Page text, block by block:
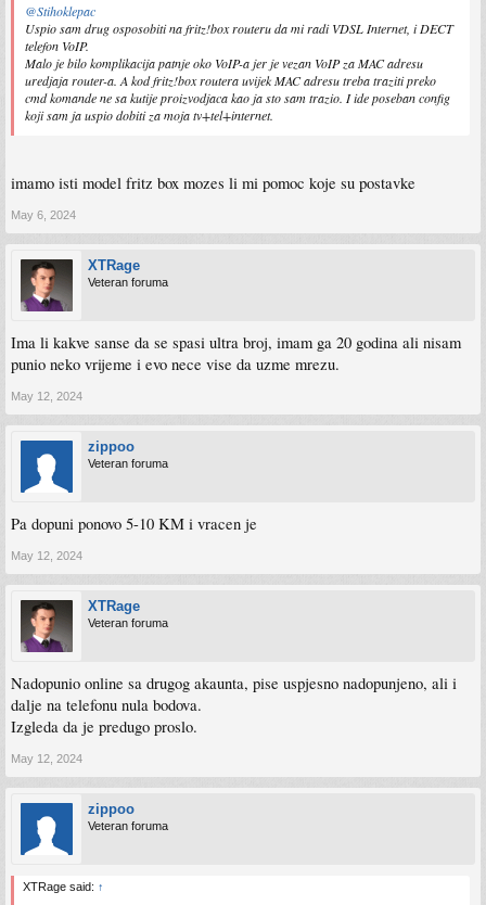
@Stihoklepac
Uspio sam drug osposobiti na fritz!box routeru da mi radi VDSL Internet, i DECT
telefon VoIP.
Malo je bilo komplikacija patnje oko VoIP-a jer je vezan VoIP za MAC adresu
uredjaja router-a. A kod fritz!box routera uvijek MAC adresu treba traziti preko
cmd komande ne sa kutije proizvodjaca kao ja sto sam trazio. I ide poseban config
koji sam ja uspio dobiti za moja tv+tel+internet.
imamo isti model fritz box mozes li mi pomoc koje su postavke
May 6, 2024
XTRage
Veteran foruma
Ima li kakve sanse da se spasi ultra broj, imam ga 20 godina ali nisam
punio neko vrijeme i evo nece vise da uzme mrezu.
May 12, 2024
zippoo
Veteran foruma
Pa dopuni ponovo 5-10 KM i vracen je
May 12, 2024
XTRage
Veteran foruma
Nadopunio online sa drugog akaunta, pise uspjesno nadopunjeno, ali i
dalje na telefonu nula bodova.
Izgleda da je predugo proslo.
May 12, 2024
zippoo
Veteran foruma
XTRage said: ↑